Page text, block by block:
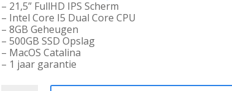
was:
€699,00.
is:
€499,00.
– 21,5” FullHD IPS Scherm
– Intel Core I5 Dual Core CPU
– 8GB Geheugen
– 500GB SSD Opslag
– MacOS Catalina
– 1 jaar garantie